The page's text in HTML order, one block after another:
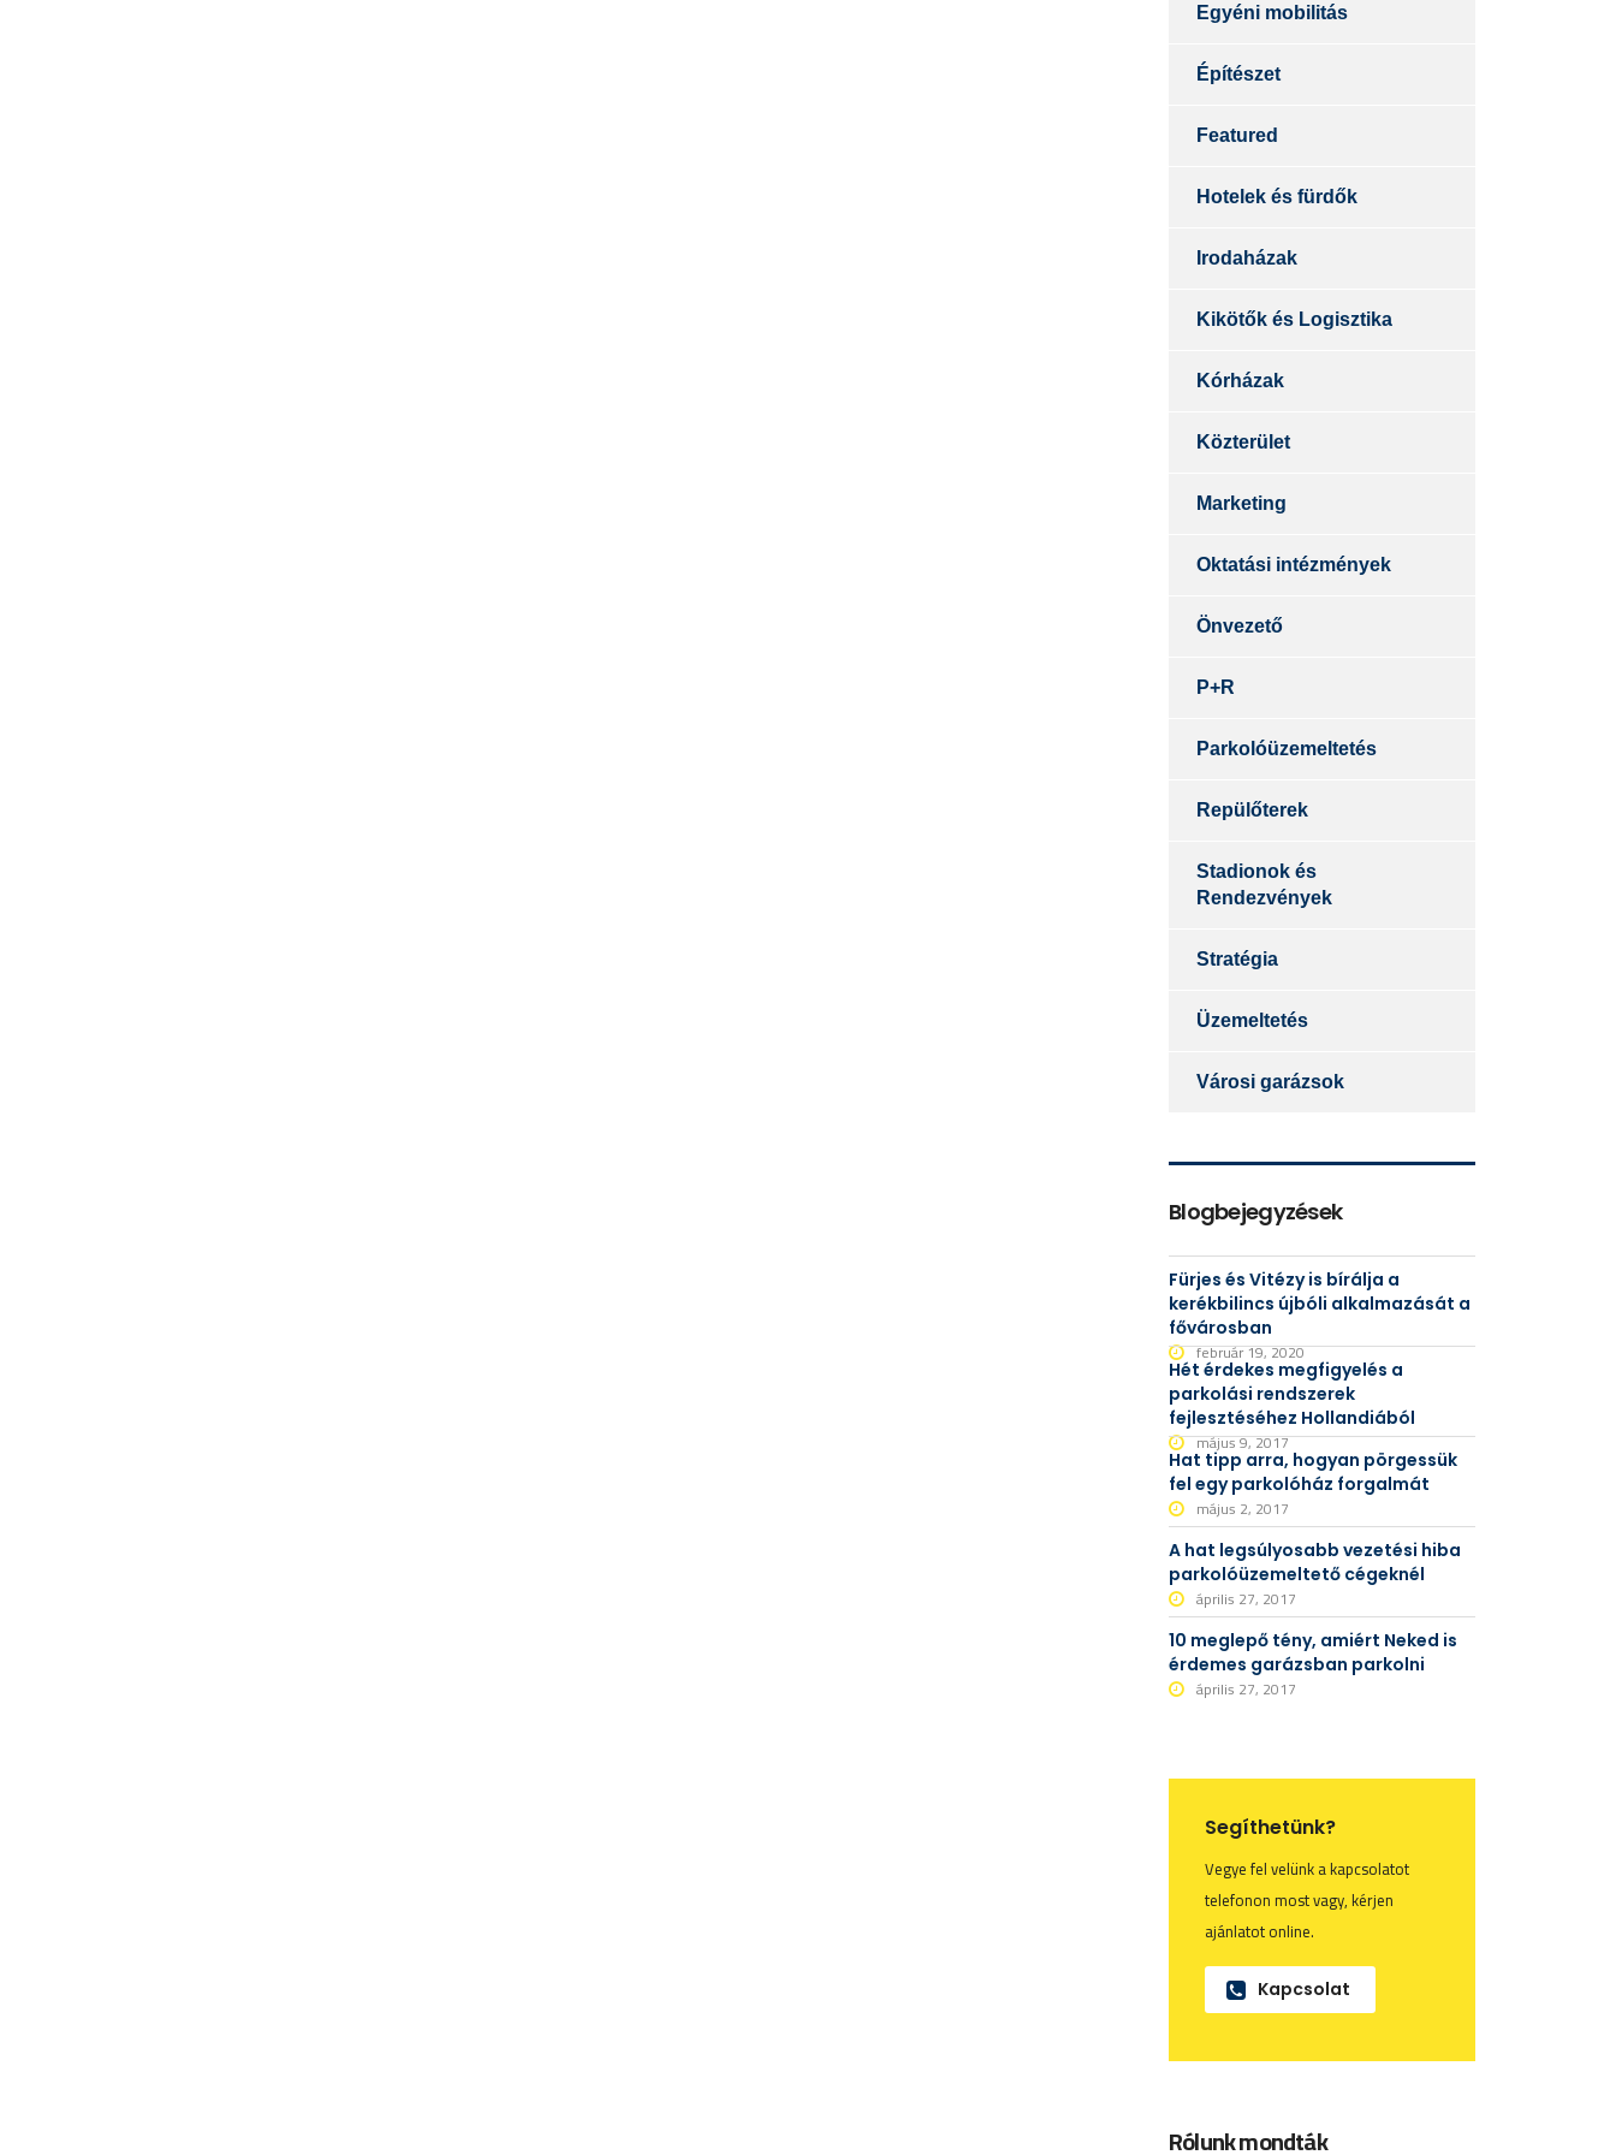
Egyéni mobilitás
Építészet
Featured
Hotelek és fürdők
Irodaházak
Kikötők és Logisztika
Kórházak
Közterület
Marketing
Oktatási intézmények
Önvezető
P+R
Parkolóüzemeltetés
Repülőterek
Stadionok és
Rendezvények
Stratégia
Üzemeltetés
Városi garázsok
Blogbejegyzések
Fürjes és Vitézy is bírálja a
kerékbilincs újbóli alkalmazását a
fővárosban
február 19, 2020
Hét érdekes megfigyelés a
parkolási rendszerek
fejlesztéséhez Hollandiából
május 9, 2017
Hat tipp arra, hogyan pörgessük
fel egy parkolóház forgalmát
május 2, 2017
A hat legsúlyosabb vezetési hiba
parkolóüzemeltető cégeknél
április 27, 2017
10 meglepő tény, amiért Neked is
érdemes garázsban parkolni
április 27, 2017
Segíthetünk?
Vegye fel velünk a kapcsolatot
telefonon most vagy, kérjen
ajánlatot online.
Kapcsolat
Rólunk mondták